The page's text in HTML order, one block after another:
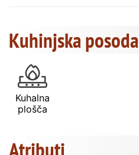
Kuhinjska posoda
Kuhalna
plošča